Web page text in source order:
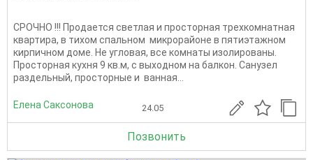
СРОЧНО !!! Продается светлая и просторная трехкомнатная
квартира, в тихом спальном микрорайоне в пятиэтажном
кирпичном доме. Не угловая, все комнаты изолированы.
Просторная кухня 9 кв.м, с выходном на балкон. Санузел
раздельный, просторные и ванная...
Елена Саксонова 24.05
Позвонить